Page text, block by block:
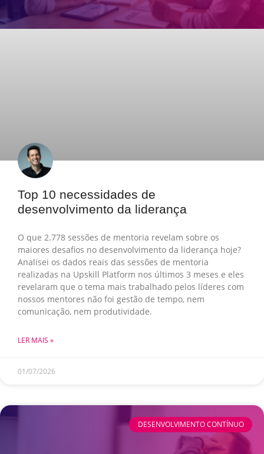
Top 10 necessidades de
desenvolvimento da liderança
O que 2.778 sessões de mentoria revelam sobre os
maiores desafios no desenvolvimento da liderança hoje?
Analisei os dados reais das sessões de mentoria
realizadas na Upskill Platform nos últimos 3 meses e eles
revelaram que o tema mais trabalhado pelos líderes com
nossos mentores não foi gestão de tempo, nem
comunicação, nem produtividade.
LER MAIS »
01/07/2026
DESENVOLVIMENTO CONTÍNUO